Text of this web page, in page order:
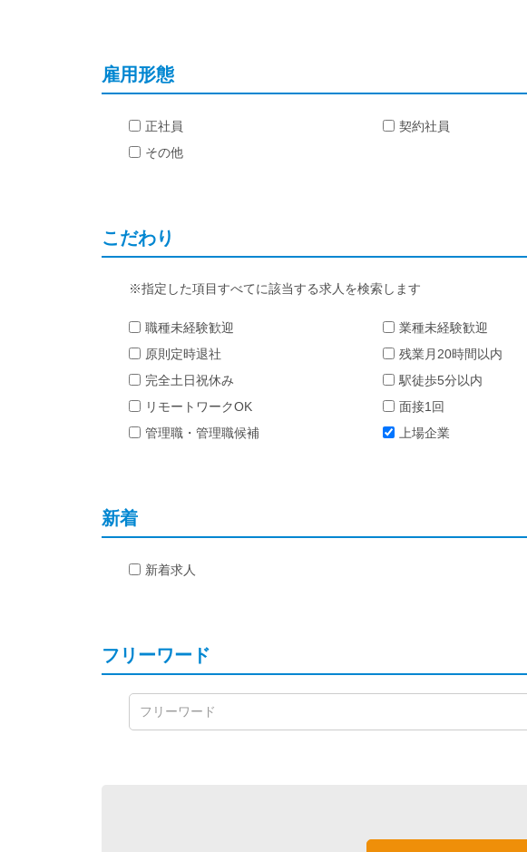
雇用形態
正社員 契約社員
その他
こだわり
指定した項目すべてに該当する求人を検索します
職種未経験歓迎 業種未経験歓迎
原則定時退社
残業月20時間以内
完全土日祝休み
駅徒歩5分以内
リモートワークOK
面接1回
管理職・管理職候補
上場企業
新着
新着求人
フリーワード